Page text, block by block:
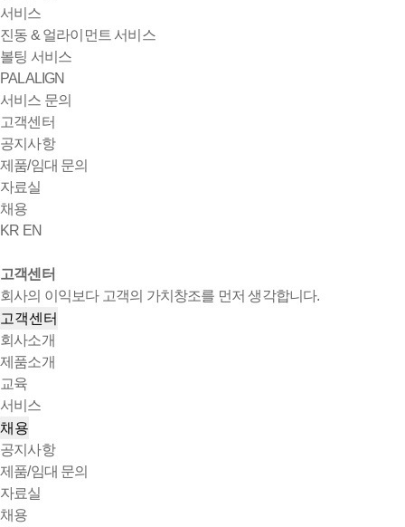
서비스
진동 & 얼라이먼트 서비스
볼팅 서비스
PALALIGN
서비스 문의
고객센터
공지사항
제품/임대 문의
자료실
채용
KR EN
고객센터
회사의 이익보다 고객의 가치창조를 먼저 생각합니다.
고객센터
회사소개
제품소개
교육
서비스
채용
공지사항
제품/임대 문의
자료실
채용